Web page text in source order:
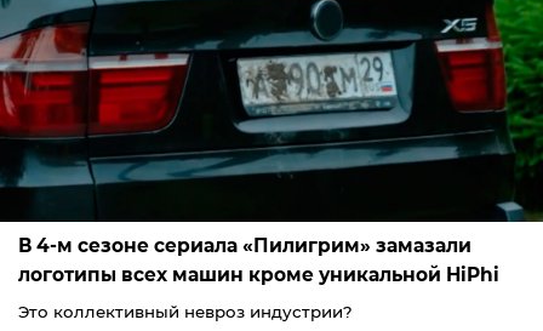
В 4-м сезоне сериала «Пилигрим» замазали
логотипы всех машин кроме уникальной HiPhi
Это коллективный невроз индустрии?